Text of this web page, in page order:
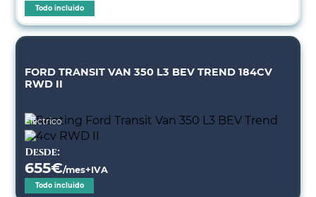
Todo incluido
FORD TRANSIT VAN 350 L3 BEV TREND 184CV
RWD II
Eléctrico
Desde:
655€/mes+IVA
Todo incluido